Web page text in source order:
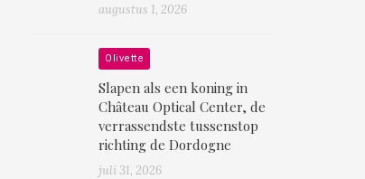
augustus 1, 2026
Olivette
Slapen als een koning in
Château Optical Center, de
verrassendste tussenstop
richting de Dordogne
juli 31, 2026